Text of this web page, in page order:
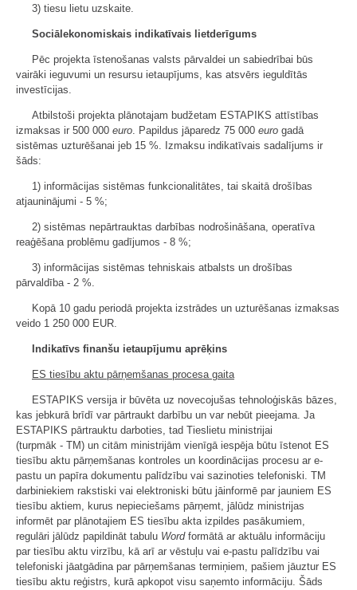
3) tiesu lietu uzskaite.
Sociālekonomiskais indikatīvais lietderīgums
Pēc projekta īstenošanas valsts pārvaldei un sabiedrībai būs
vairāki ieguvumi un resursu ietaupījums, kas atsvērs ieguldītās
investīcijas.
Atbilstoši projekta plānotajam budžetam ESTAPIKS attīstības
izmaksas ir 500 000 euro . Papildus jāparedz 75 000 euro gadā
sistēmas uzturēšanai jeb 15 %. Izmaksu indikatīvais sadalījums ir
šāds:
1) informācijas sistēmas funkcionalitātes, tai skaitā drošības
atjauninājumi - 5 %;
2) sistēmas nepārtrauktas darbības nodrošināšana, operatīva
reaģēšana problēmu gadījumos - 8 %;
3) informācijas sistēmas tehniskais atbalsts un drošības
pārvaldība - 2 %.
Kopā 10 gadu periodā projekta izstrādes un uzturēšanas izmaksas
veido 1 250 000 EUR.
Indikatīvs finanšu ietaupījumu aprēķins
ES tiesību aktu pārņemšanas procesa gaita
ESTAPIKS versija ir būvēta uz novecojušas tehnoloģiskās bāzes,
kas jebkurā brīdī var pārtraukt darbību un var nebūt pieejama. Ja
ESTAPIKS pārtrauktu darboties, tad Tieslietu ministrijai
(turpmāk - TM) un citām ministrijām vienīgā iespēja būtu īstenot ES
tiesību aktu pārņemšanas kontroles un koordinācijas procesu ar e-
pastu un papīra dokumentu palīdzību vai sazinoties telefoniski. TM
darbiniekiem rakstiski vai elektroniski būtu jāinformē par jauniem ES
tiesību aktiem, kurus nepieciešams pārņemt, jālūdz ministrijas
informēt par plānotajiem ES tiesību akta izpildes pasākumiem,
regulāri jālūdz papildināt tabulu Wordformātā ar aktuālu informāciju
par tiesību aktu virzību, kā arī ar vēstuļu vai e-pastu palīdzību vai
telefoniski jāatgādina par pārņemšanas termiņiem, pašiem jāuztur ES
tiesību aktu reģistrs, kurā apkopot visu saņemto informāciju. Šāds